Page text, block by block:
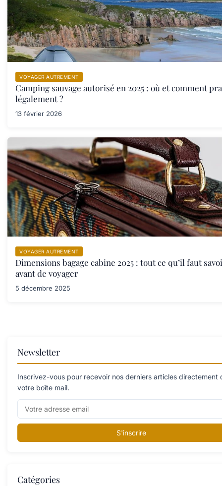
VOYAGER AUTREMENT
Camping sauvage autorisé en 2025 : où et comment
légalement ?
13 février 2026
VOYAGER AUTREMENT
Dimensions bagage cabine 2025 : tout ce qu’il faut
avant de voyager
5 décembre 2025
Newsletter
Inscrivez-vous pour recevoir nos derniers articles directement
votre boîte mail.
S'inscrire
Catégories